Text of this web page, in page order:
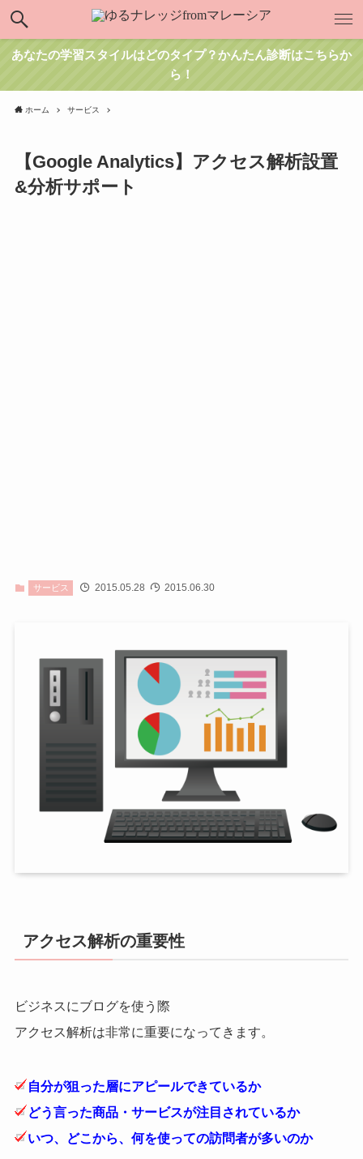
あなたの学習スタイルはどのタイプ？かんたん診断はこちらか
ら！
ホーム サービス
【Google Analytics】アクセス解析設置
&分析サポート
サービス 2015.05.28 2015.06.30
アクセス解析の重要性
ビジネスにブログを使う際
アクセス解析は非常に重要になってきます。
自分が狙った層にアピールできているか
どう言った商品・サービスが注目されているか
いつ、どこから、何を使っての訪問者が多いのか